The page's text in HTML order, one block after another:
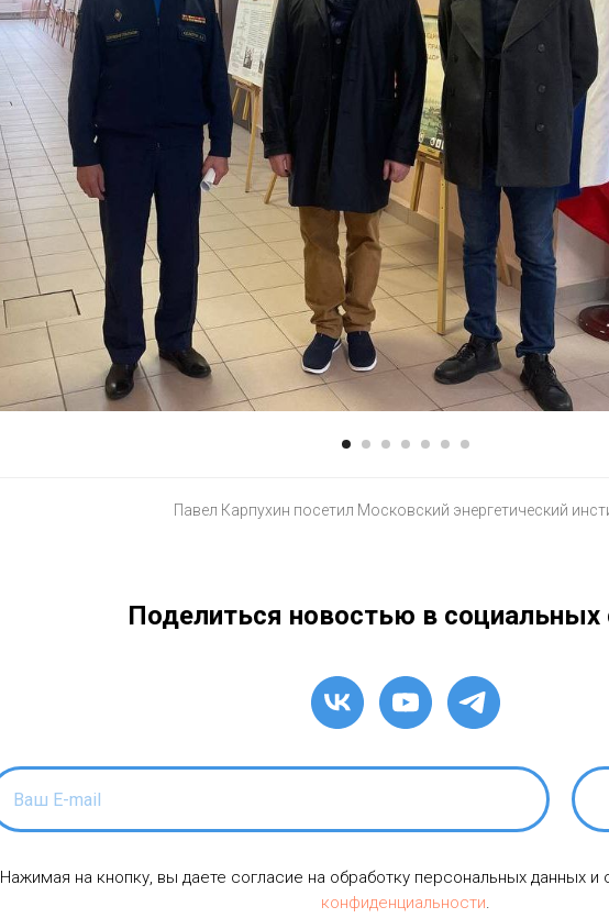
Павел Карпухин посетил Московский энергетический
Поделиться новостью в социальных
Нажимая на кнопку, вы даете согласие на обработку персональных данных и
конфиденциальности.